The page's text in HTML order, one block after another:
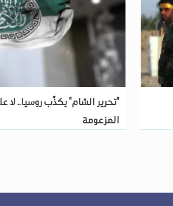
"تحرير الشام" يكذّب روسيا.. لا
المزعومة